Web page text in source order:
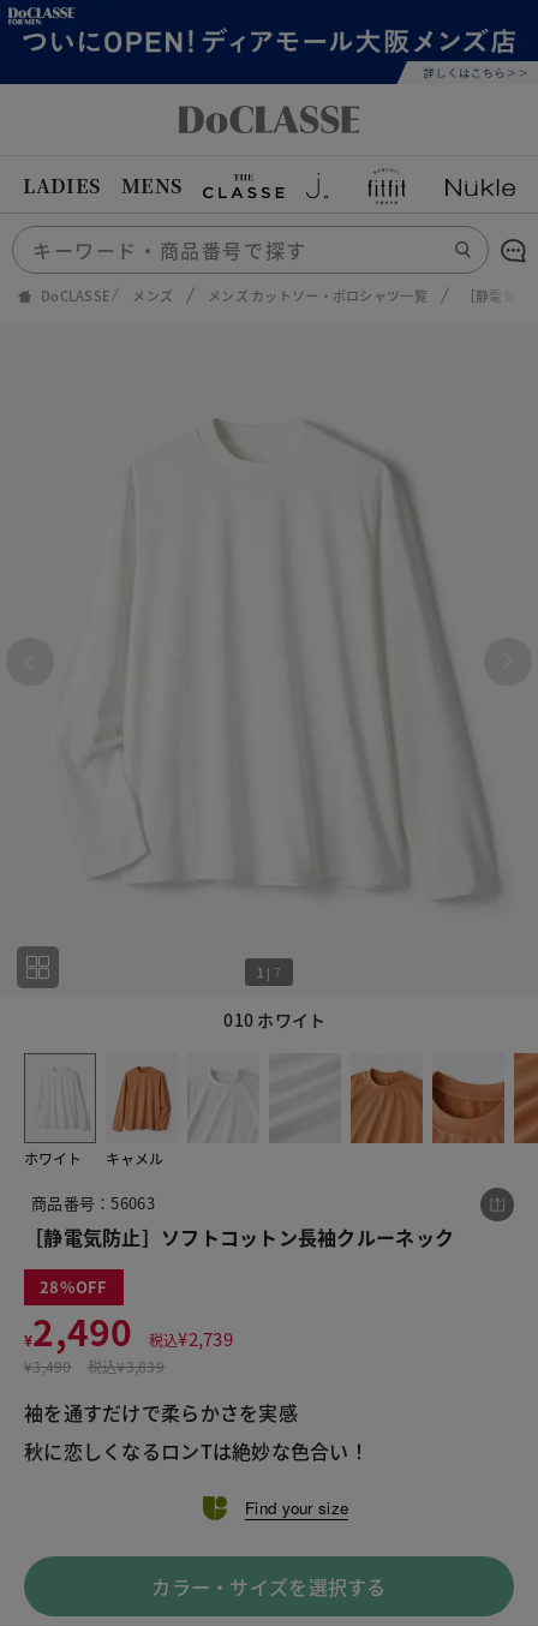
LADIES MENS
DoCLASSE メンズ メンズ カットソー・ポロシャツ一覧 ［静電気
010 ホワイト
1 | 7
ホワイト キャメル
商品番号：56063
［静電気防止］ソフトコットン長袖クルーネック
28
¥2,490 税込¥2,739
¥3,490 税込¥3,839
袖を通すだけで柔らかさを実感
秋に恋しくなるロンTは絶妙な色合い！
Find your size
カラー・サイズを選択する
この商品をシェアする
［静電気防止］ソフトコットン長袖クルーネック
X